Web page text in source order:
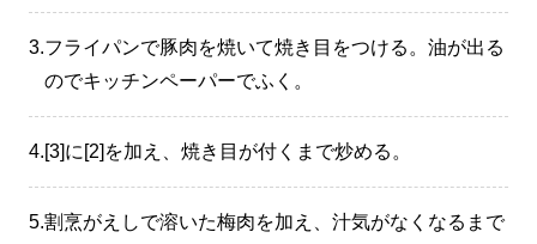
3.フライパンで豚肉を焼いて焼き目をつける。油が出る
のでキッチンペーパーでふく。
4.[3]に[2]を加え、焼き目が付くまで炒める。
5.割烹がえしで溶いた梅肉を加え、汁気がなくなるまで